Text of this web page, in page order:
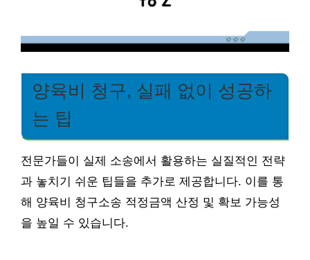
양육비 청구, 실패 없이 성공하
는 팁
전문가들이 실제 소송에서 활용하는 실질적인 전략
과 놓치기 쉬운 팁들을 추가로 제공합니다. 이를 통
해 양육비 청구소송 적정금액 산정 및 확보 가능성
을 높일 수 있습니다.